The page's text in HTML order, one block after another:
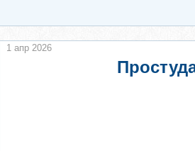
1 апр 2026